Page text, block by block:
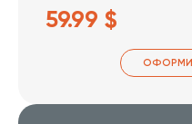
59.99 $